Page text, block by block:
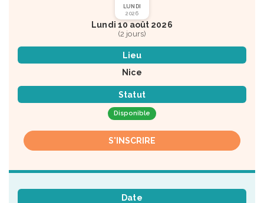
LUNDI
2026
Lundi 10 août 2026
(2 jours)
Lieu
Nice
Statut
Disponible
S'INSCRIRE
Date